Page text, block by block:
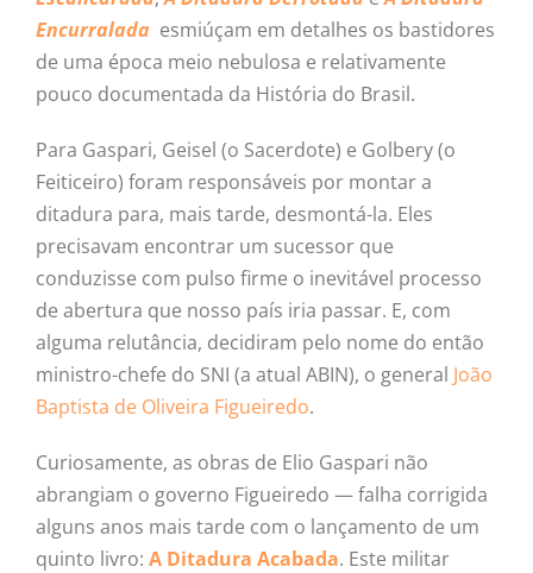
Encurralada esmiúçam em detalhes os bastidores
de uma época meio nebulosa e relativamente
pouco documentada da História do Brasil.
Para Gaspari, Geisel (o Sacerdote) e Golbery (o
Feiticeiro) foram responsáveis por montar a
ditadura para, mais tarde, desmontá-la. Eles
precisavam encontrar um sucessor que
conduzisse com pulso firme o inevitável processo
de abertura que nosso país iria passar. E, com
alguma relutância, decidiram pelo nome do então
ministro-chefe do SNI (a atual ABIN), o general João
Baptista de Oliveira Figueiredo.
Curiosamente, as obras de Elio Gaspari não
abrangiam o governo Figueiredo — falha corrigida
alguns anos mais tarde com o lançamento de um
quinto livro: A Ditadura Acabada. Este militar